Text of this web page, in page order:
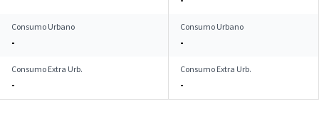
Consumo Urbano
-
Consumo Urbano
-
Consumo Extra Urb.
-
Consumo Extra Urb.
-